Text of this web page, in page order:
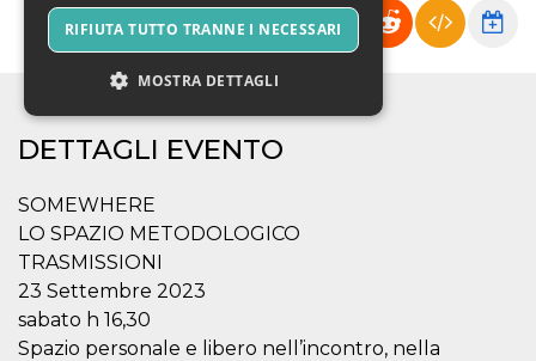
DETTAGLI EVENTO
SOMEWHERE
LO SPAZIO METODOLOGICO
TRASMISSIONI
23 Settembre 2023
sabato h 16,30
Spazio personale e libero nell’incontro, nella
RIFIUTA TUTTO TRANNE I NECESSARI
MOSTRA DETTAGLI
I cookie strettamente necessari o tecnici sono
indispensabili al funzionamento del sito. I
senza.
Nome
cf_clearance 1 anno
Clearance